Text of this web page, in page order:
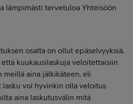
lämpimästi tervetuloa Yhteisöön
osalta on ollut epäselvyyksiä.
kuukausilaskuja veloitettaisiin
meillä aina jälkikäteen, eli
voi hyvinkin olla veloitus
aina laskutusvälin mitä